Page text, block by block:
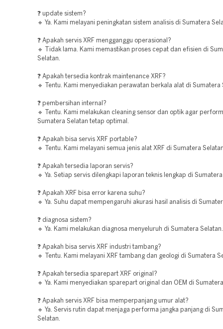
❓ update sistem?
🔹 Ya. Kami melayani peningkatan sistem analisis di Sumatera
❓ Apakah servis XRF mengganggu operasional?
🔹 Tidak lama. Kami memastikan proses cepat dan efisien di
Selatan.
❓ Apakah tersedia kontrak maintenance XRF?
🔹 Tentu. Kami menyediakan perawatan berkala alat di Sumatera
❓ pembersihan internal?
🔹 Tentu. Kami melakukan cleaning sensor dan optik agar
Sumatera Selatan tetap optimal.
❓ Apakah bisa servis XRF portable?
🔹 Tentu. Kami melayani semua jenis alat XRF di Sumatera
❓ Apakah tersedia laporan servis?
🔹 Ya. Setiap servis dilengkapi laporan teknis lengkap di
❓ Apakah XRF bisa error karena suhu?
🔹 Ya. Suhu dapat mempengaruhi akurasi hasil analisis di
❓ diagnosa sistem?
🔹 Ya. Kami melakukan diagnosa menyeluruh di Sumatera Selatan.
❓ Apakah bisa servis XRF industri tambang?
🔹 Tentu. Kami melayani XRF tambang dan geologi di Sumatera
❓ Apakah tersedia sparepart XRF original?
🔹 Ya. Kami menyediakan sparepart original dan OEM di
❓ Apakah servis XRF bisa memperpanjang umur alat?
🔹 Ya. Servis rutin dapat menjaga performa jangka panjang di
Selatan.